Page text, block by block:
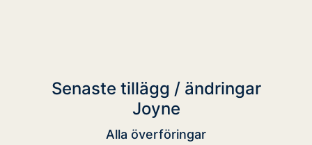
Senaste tillägg / ändringar
Joyne
Alla överföringar